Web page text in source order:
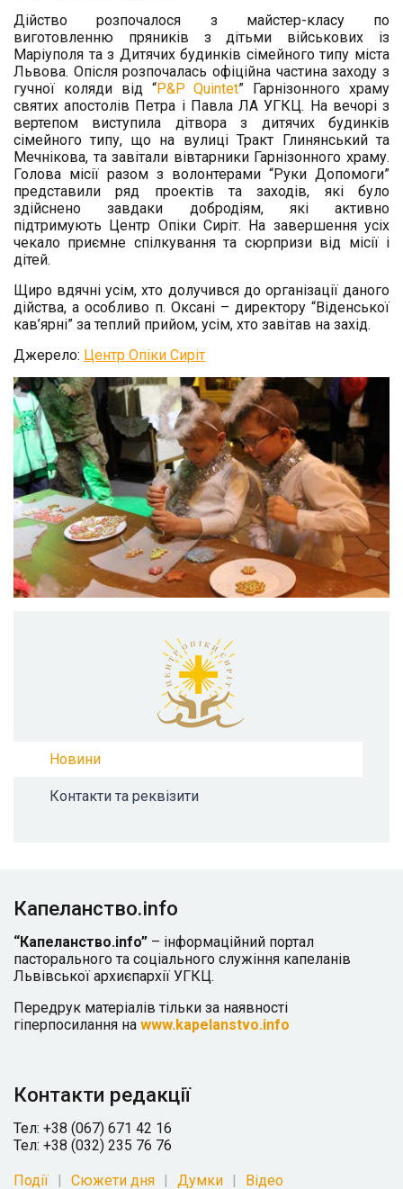
Дійство розпочалося з майстер-класу по
виготовленню пряників з дітьми військових із
Маріуполя та з Дитячих будинків сімейного типу міста
Львова. Опісля розпочалась офіційна частина заходу з
гучної коляди від “P&P Quintet” Гарнізонного храму
святих апостолів Петра і Павла ЛА УГКЦ. На вечорі з
вертепом виступила дітвора з дитячих будинків
сімейного типу, що на вулиці Тракт Глинянський та
Мечнікова, та завітали вівтарники Гарнізонного храму.
Голова місії разом з волонтерами “Руки Допомоги”
представили ряд проектів та заходів, які було
здійснено завдаки добродіям, які активно
підтримують Центр Опіки Сиріт. На завершення усіх
чекало приємне спілкування та сюрпризи від місії і
дітей.
Щиро вдячні усім, хто долучився до організації даного
дійства, а особливо п. Оксані – директору “Віденської
кав’ярні” за теплий прийом, усім, хто завітав на захід.
Джерело: Центр Опіки Сиріт
Новини
Контакти та реквізити
Капеланство.info
“Капеланство.info” – інформаційний портал
пасторального та соціального служіння капеланів
Львівської архиєпархії УГКЦ.
Передрук матеріалів тільки за наявності
гіперпосилання на www.kapelanstvo.info
Контакти редакції
Тел: +38 (067) 671 42 16
Тел: +38 (032) 235 76 76
Події Сюжети дня Думки Відео